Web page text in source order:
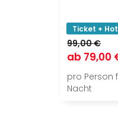
Ticket +
99,00 €
ab 79,00
pro Person
Nacht